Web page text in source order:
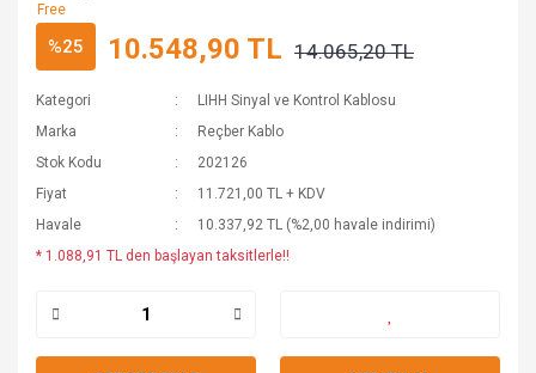
%25 10.548,90 TL 14.065,20 TL
Kategori
LIHH Sinyal ve Kontrol Kablosu
Marka
Reçber Kablo
Stok Kodu
202126
Fiyat
11.721,00 TL + KDV
Havale
10.337,92 TL (%2,00 havale indirimi)
* 1.088,91 TL den başlayan taksitlerle!!